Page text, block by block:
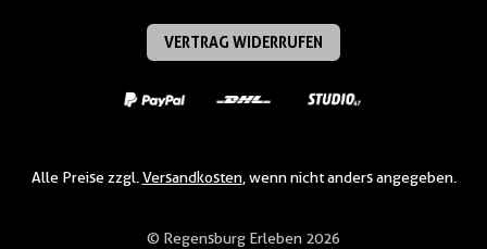
VERTRAG WIDERRUFEN
Alle Preise zzgl. Versandkosten, wenn nicht anders angegeben.
© Regensburg Erleben 2026